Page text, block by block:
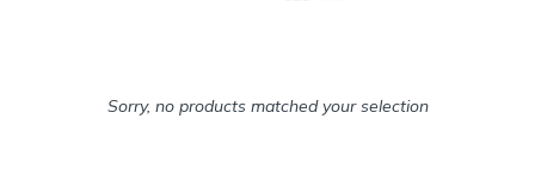
Sorry, no products matched your selection